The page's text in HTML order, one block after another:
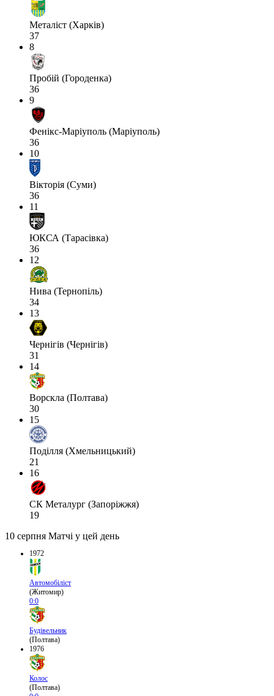
Металіст (Харків)
37
8
Пробій (Городенка)
36
9
Фенікс-Маріуполь (Маріуполь)
36
10
Вікторія (Суми)
36
11
ЮКСА (Тарасівка)
36
12
Нива (Тернопіль)
34
13
Чернігів (Чернігів)
31
14
Ворскла (Полтава)
30
15
Поділля (Хмельницький)
21
16
СК Металург (Запоріжжя)
19
10 серпня Матчі у цей день
1972
Автомобіліст
(Житомир)
0:0
Будівельник
(Полтава)
1976
Колос
(Полтава)